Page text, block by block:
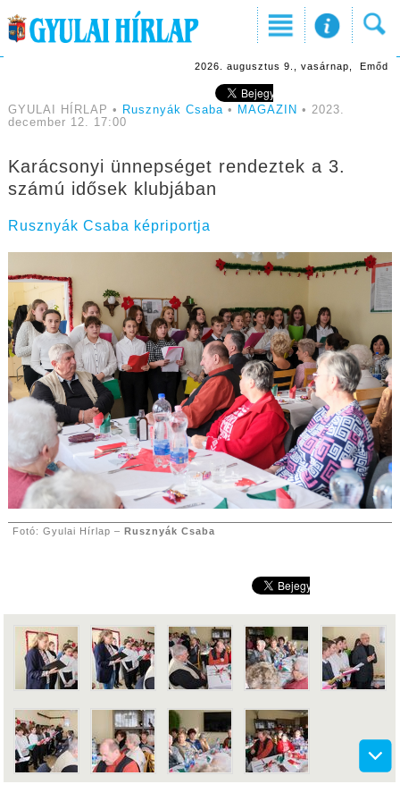
2026. augusztus 9., vasárnap, Emőd
GYULAI HÍRLAP • Rusznyák Csaba• MAGAZIN • 2023.
december 12. 17:00
Karácsonyi ünnepséget rendeztek a 3.
számú idősek klubjában
Rusznyák Csaba képriportja
Fotó: Gyulai Hírlap – Rusznyák Csaba